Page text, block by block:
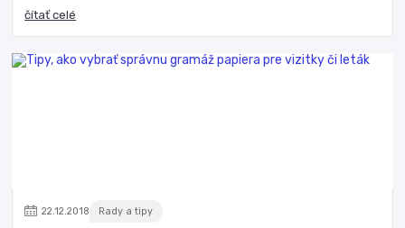
čítať celé
22.12.2018 Rady a tipy